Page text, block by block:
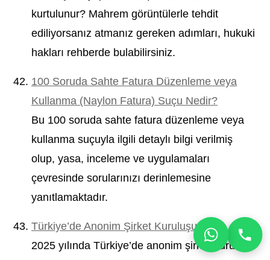
kurtulunur? Mahrem görüntülerle tehdit
ediliyorsanız atmanız gereken adımları, hukuki
hakları rehberde bulabilirsiniz.
100 Soruda Sahte Fatura Düzenleme veya
Kullanma (Naylon Fatura) Suçu Nedir?
Bu 100 soruda sahte fatura düzenleme veya
kullanma suçuyla ilgili detaylı bilgi verilmiş
olup, yasa, inceleme ve uygulamaları
çevresinde sorularınızı derinlemesine
yanıtlamaktadır.
Türkiye’de Anonim Şirket Kuruluşu
2025 yılında Türkiye’de anonim şirket kuruluşu